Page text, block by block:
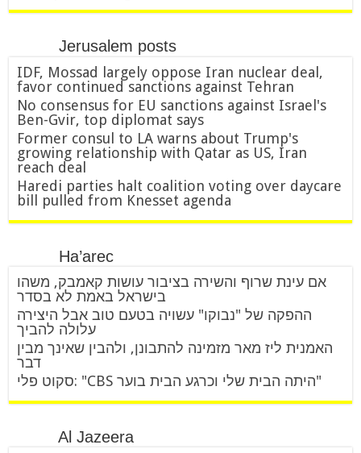
Jerusalem posts
IDF, Mossad largely oppose Iran nuclear deal,
favor continued sanctions against Tehran
No consensus for EU sanctions against Israel's
Ben-Gvir, top diplomat says
Former consul to LA warns about Trump's
growing relationship with Qatar as US, Iran
reach deal
Haredi parties halt coalition voting over daycare
bill pulled from Knesset agenda
Ha’arec
אם עינת שרוף והשירה בציבור עושות קאמבק, משהו
בישראל באמת לא בסדר
ההפקה של "נבוקו" עשויה בטעם טוב אבל היצירה
עלולה להביך
האמנית ליז מאר מזמינה להתבונן, ולהבין שאינך מבין
דבר
סקוט פלי: "CBS היתה הבית שלי וכרגע הבית בוער"
Al Jazeera